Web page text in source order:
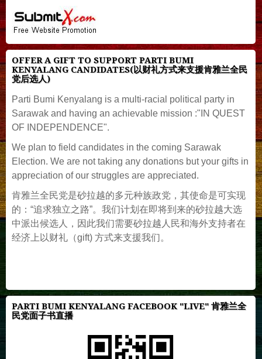
OFFER A GIFT TO SUPPORT PARTI BUMI
KENYALANG CANDIDATES(以财礼方式来支援肯雅兰全民
党后选人)
Parti Bumi Kenyalang is a multi-racial political party in
Sarawak and having an achievable mission :"IN QUEST
OF INDEPENDENCE".
We plan to field candidates in the coming Sarawak
Election. We are not taking any donations but your gifts in
appreciation of our struggles are appreciated.
肯雅兰全民党是砂拉越的多元种族政党，其使命是可实现
的：“追求独立之路”。我们计划在即将到来的砂拉越大选
中派出候选人，因此我们需要砂拉越人民和海外支持者在
经济上以财礼（gift) 方式来支援我们。
PARTI BUMI KENYALANG FACEBOOK "LIVE" 肯雅兰全
民党面子书直播